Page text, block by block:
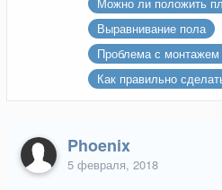
Можно ли положить
слоем
Выравнивание пола
Проблема с монтажем
потолок
Как правильно
Phoenix
5 февраля, 2018